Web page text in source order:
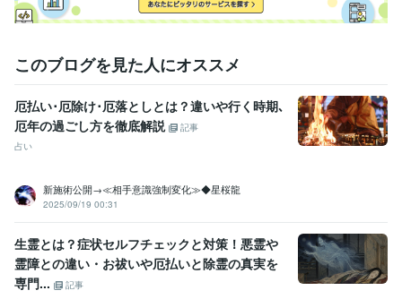
株式会社ココナラ 2023年4月 ~ 現在
株式会社ココナラ 2023年5月 ~ 現在
株式会社ココナラ 2023年9月 ~ 現在
株式会社ココナラ 2023年12月 ~ 現在
株式会社ココナラ 2024年3月 ~ 現在
株式会社ココナラ 2024年6月 ~ 現在
株式会社ココナラ 2024年9月 ~ 現在
株式会社ココナラ
株式会社ココナラ 2025年6月 ~ 現在
株式会社ココナラ
株式会社ココナラ 2026年2月 ~ 現在
株式会社ココナラ 2026年6月 ~ 現在
受賞歴
占い鑑定業が社会に与えるインパクトと経済効果について
このブログを見た人にオススメ
厄払い･厄除け･厄落としとは？違いや行く時期､
厄年の過ごし方を徹底解説
記事
占い
新施術公開→≪相手意識強制変化≫◆星桜龍
2025/09/19 00:31
生霊とは？症状セルフチェックと対策！悪霊や
霊障との違い・お祓いや厄払いと除霊の真実を
専門...
記事